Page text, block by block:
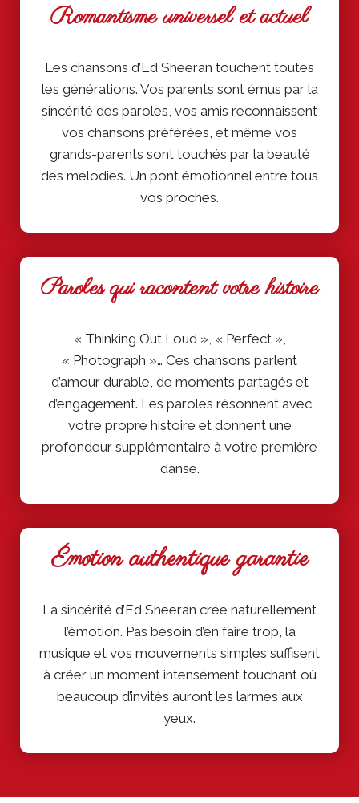
Romantisme universel et actuel
Les chansons d’Ed Sheeran touchent toutes
les générations. Vos parents sont émus par la
sincérité des paroles, vos amis reconnaissent
vos chansons préférées, et même vos
grands-parents sont touchés par la beauté
des mélodies. Un pont émotionnel entre tous
vos proches.
Paroles qui racontent votre histoire
« Thinking Out Loud », « Perfect »,
« Photograph »… Ces chansons parlent
d’amour durable, de moments partagés et
d’engagement. Les paroles résonnent avec
votre propre histoire et donnent une
profondeur supplémentaire à votre première
danse.
Émotion authentique garantie
La sincérité d’Ed Sheeran crée naturellement
l’émotion. Pas besoin d’en faire trop, la
musique et vos mouvements simples suffisent
à créer un moment intensément touchant où
beaucoup d’invités auront les larmes aux
yeux.